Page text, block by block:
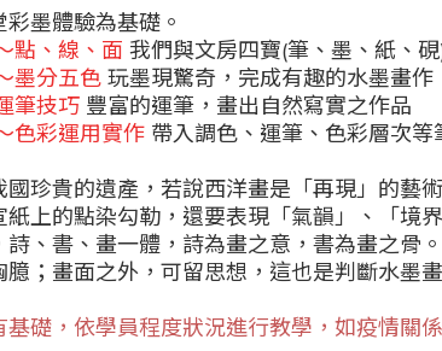
墨體驗為基礎。
點、線、面 我們與文房四寶(筆、墨、紙、硯
墨分五色 玩墨現驚奇，完成有趣的水墨畫作
筆技巧豐富的運筆，畫出自然寫實之作品
色彩運用實作 帶入調色、運筆、色彩層次等
珍貴的遺產，若說西洋畫是「再現」的藝
上的點染勾勒，還要表現「氣韻」、「境
、書、畫一體，詩為畫之意，書為畫之骨。
；畫面之外，可留思想，這也是判斷水墨
礎，依學員程度狀況進行教學，如疫情關